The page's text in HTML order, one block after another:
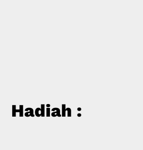
Hadiah :